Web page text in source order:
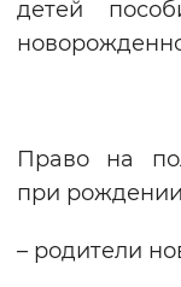
детей
Право на
при
– родители